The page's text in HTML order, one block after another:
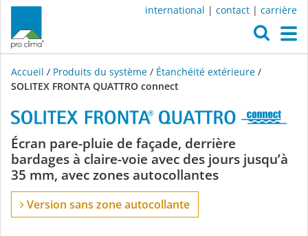
international | contact | carrière
Accueil / Produits du système / Étanchéité extérieure /
SOLITEX FRONTA QUATTRO connect
SOLITEX
FRONTA
QUATTRO
Écran pare-pluie de façade, derrière
bardages à claire-voie avec des jours jusqu’à
35 mm, avec zones autocollantes
Version sans zone autocollante